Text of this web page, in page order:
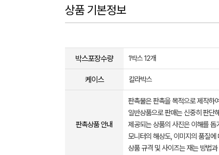
상품 기본정보
박스포장수량 1박스 12개
케이스 칼라박스
판촉상품 안내
판촉물은 판촉을 목적으로 제작하
일반상품으로 판매는 신중히 판단
제공되는 상품의 사진은 이해를
모니터의 해상도, 이미지의 품질
상품 규격 및 사이즈는 재는 방법